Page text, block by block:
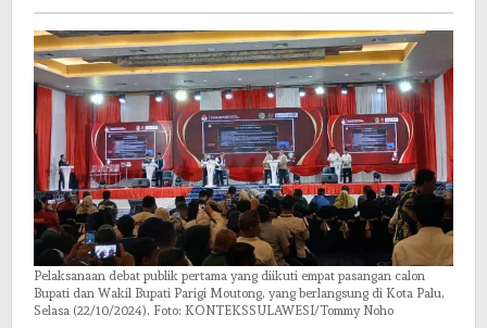
Pertama
Pelaksanaan debat publik pertama yang diikuti empat pasangan calon
Bupati dan Wakil Bupati Parigi Moutong, yang berlangsung di Kota Palu,
Selasa (22/10/2024). Foto: KONTEKSSULAWESI/Tommy Noho